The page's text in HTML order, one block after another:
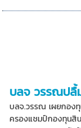
บลจ วรรณปลื้
บลจ.วรรณ เผยกองทุ
ครองแชมป์กองทุนสิ